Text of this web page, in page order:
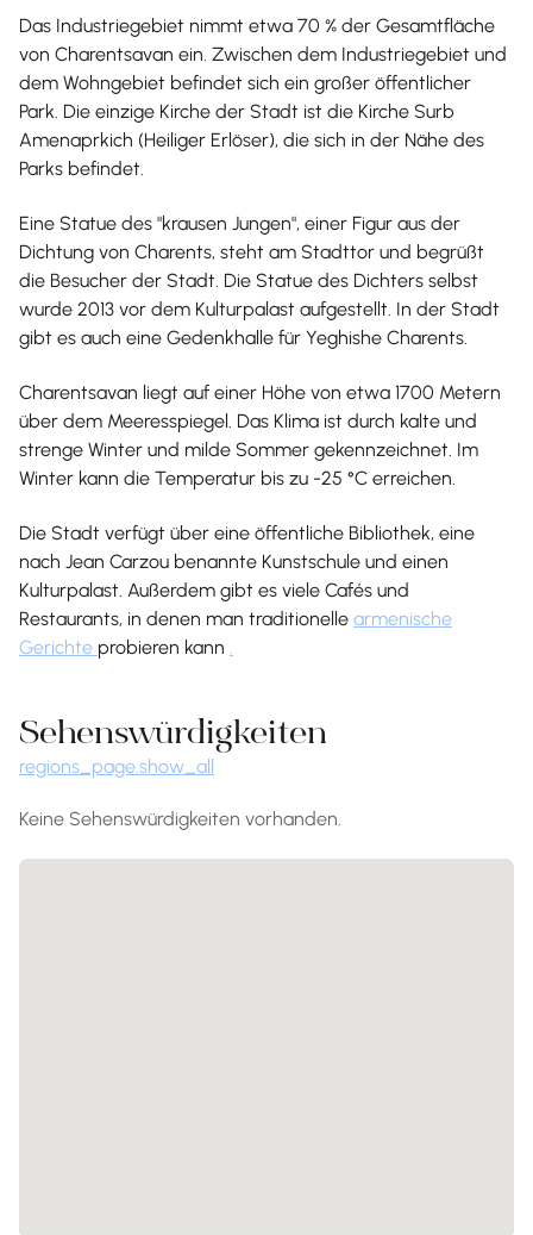
Das Industriegebiet nimmt etwa 70 % der Gesamtfläche
von Charentsavan ein. Zwischen dem Industriegebiet und
dem Wohngebiet befindet sich ein großer öffentlicher
Park. Die einzige Kirche der Stadt ist die Kirche Surb
Amenaprkich (Heiliger Erlöser), die sich in der Nähe des
Parks befindet.
Eine Statue des "krausen Jungen", einer Figur aus der
Dichtung von Charents, steht am Stadttor und begrüßt
die Besucher der Stadt. Die Statue des Dichters selbst
wurde 2013 vor dem Kulturpalast aufgestellt. In der Stadt
gibt es auch eine Gedenkhalle für Yeghishe Charents.
Charentsavan liegt auf einer Höhe von etwa 1700 Metern
über dem Meeresspiegel. Das Klima ist durch kalte und
strenge Winter und milde Sommer gekennzeichnet. Im
Winter kann die Temperatur bis zu -25 °C erreichen.
Die Stadt verfügt über eine öffentliche Bibliothek, eine
nach Jean Carzou benannte Kunstschule und einen
Kulturpalast. Außerdem gibt es viele Cafés und
Restaurants, in denen man traditionelle armenische
Gerichte probieren kann
Sehenswürdigkeiten
regions_page.show_all
Keine Sehenswürdigkeiten vorhanden.